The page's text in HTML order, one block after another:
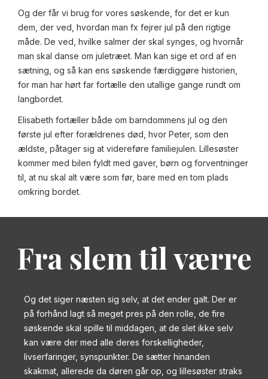
Og der får vi brug for vores søskende, for det er kun
dem, der ved, hvordan man fx fejrer jul på den rigtige
måde. De ved, hvilke salmer der skal synges, og hvornår
man skal danse om juletræet. Man kan sige et ord af en
sætning, og så kan ens søskende færdiggøre historien,
for man har hørt far fortælle den utallige gange rundt om
langbordet.
Elisabeth fortæller både om barndommens jul og den
første jul efter forældrenes død, hvor Peter, som den
ældste, påtager sig at videreføre familiejulen. Lillesøster
kommer med bilen fyldt med gaver, børn og forventninger
til, at nu skal alt være som før, bare med en tom plads
omkring bordet.
Fra slem til værre
Og det siger næsten sig selv, at det ender galt. Der er
på forhånd lagt så meget pres på den rolle, de fire
søskende skal spille til middagen, at de slet ikke selv
kan være der med alle deres forskelligheder,
livserfaringer, synspunkter. De sætter hinanden
skakmat, allerede da døren går op, og lillesøster straks